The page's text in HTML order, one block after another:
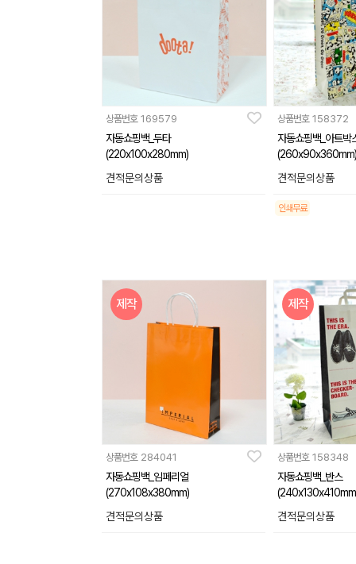
상품번호 169579
자동쇼핑백_두타
(220x100x280mm)
견적문의상품
상품번호 158372
자동쇼핑백_아트박
(260x90x360mm)
견적문의상품
인쇄무료
제작
상품번호 284041
자동쇼핑백_임페리얼
(270x108x380mm)
견적문의상품
제작
상품번호 158348
자동쇼핑백_반스
견적문의상품